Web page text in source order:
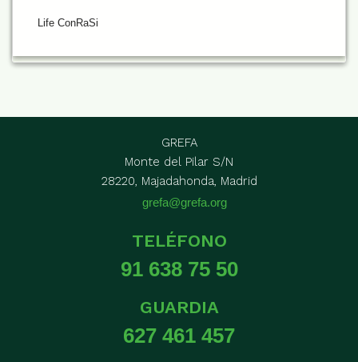
Life ConRaSi
GREFA
Monte del Pilar S/N
28220, Majadahonda, Madrid
grefa@grefa.org
TELÉFONO
91 638 75 50
GUARDIA
627 461 457